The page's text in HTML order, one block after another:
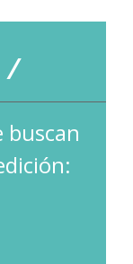
/
buscan